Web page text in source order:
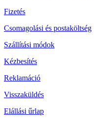
Fizetés
Csomagolási és postaköltség
Szállítási módok
Kézbesítés
Reklamáció
Visszaküldés
Elállási űrlap